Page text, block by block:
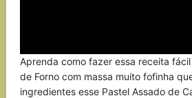
Aprenda como fazer essa receita
de Forno com massa muito fofinha
ingredientes esse Pastel Assado de